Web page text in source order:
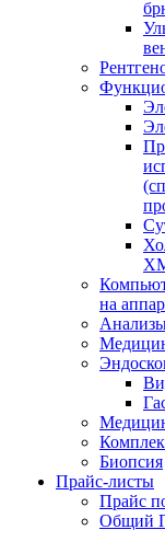
на
Биопсия
Прайс-листы
Прайс
Общий